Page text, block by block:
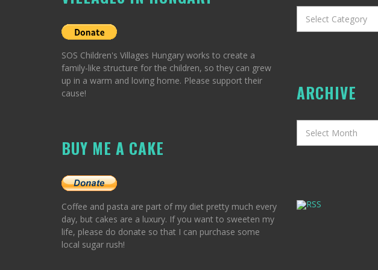
SOS Children's Villages Hungary works to create a
family-like structure for the children, so they can grew
up in a warm and loving home. Please support their
cause!
BUY ME A CAKE
Coffee and pasta are part of my diet pretty much every
day, but cakes are a luxury. If you want to sweeten my
life, please do donate so that I can purchase some
local sugar rush!
ARCHIVE
RSS